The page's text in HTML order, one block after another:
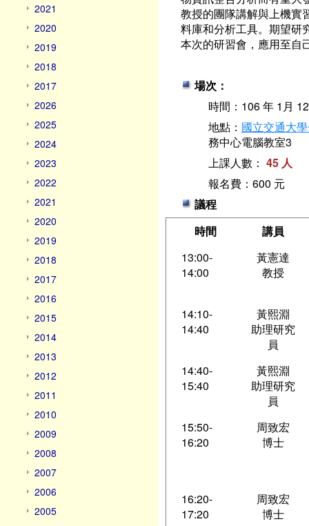
2021
2020
2019
2018
2017
2026
2025
2024
2023
2022
2021
2020
2019
2018
2017
2016
2015
2014
2013
2012
2011
2010
2009
2008
2007
2006
2005
教授的團隊講解與上機實
料庫和分析工具。期望研
本次的研習會，應用至自
場次：
時間：106 年 1月
地點： 國立交通大
務中心電腦教室3
上課人數： 45 人
報名費：600 元
議程
時間
講員
13:00-
14:00
黃憲達
教授
14:10-
14:40
黃熙淵
助理研究
員
14:40-
15:40
黃熙淵
助理研究
員
15:50-
16:20
周致宏
博士
16:20-
17:20
周致宏
博士